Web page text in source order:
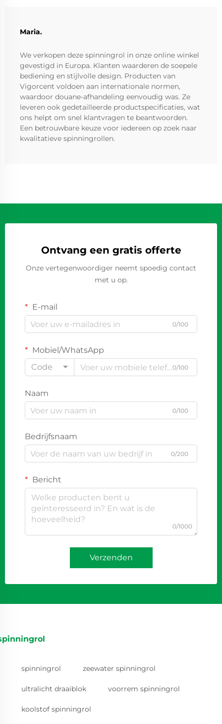
Maria.
We verkopen deze spinningrol in onze online winkel
gevestigd in Europa. Klanten waarderen de soepele
bediening en stijlvolle design. Producten van
Vigorcent voldoen aan internationale normen,
waardoor douane-afhandeling eenvoudig was. Ze
leveren ook gedetailleerde productspecificaties, wat
ons helpt om snel klantvragen te beantwoorden.
Een betrouwbare keuze voor iedereen op zoek naar
kwalitatieve spinningrollen.
Ontvang een gratis offerte
Onze vertegenwoordiger neemt spoedig contact
met u op.
E-mail
0/100
Mobiel/WhatsApp
Code
0/100
Naam
0/100
Bedrijfsnaam
0/200
Bericht
0/1000
Verzenden
spinningrol zeewater spinningrol
ultralicht draaiblok voorrem spinningrol
koolstof spinningrol